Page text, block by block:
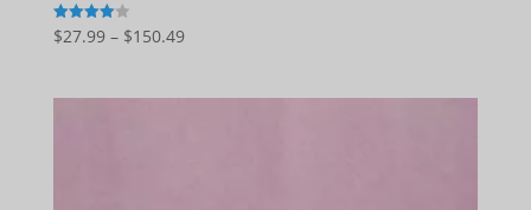
4
von 5
$27.99 – $150.49Preisspanne: